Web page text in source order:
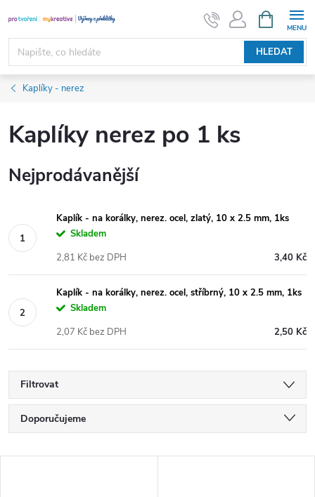
na
obsah
HLEDAT
NÁKUPNÍ
KOŠÍK
Kaplíky - nerez
Kaplíky nerez po 1 ks
Nejprodávanější
Kaplík - na korálky, nerez. ocel, zlatý, 10 x 2.5 mm, 1ks
Skladem
3,40 Kč
2,81 Kč bez DPH
Kaplík - na korálky, nerez. ocel, stříbrný, 10 x 2.5 mm, 1ks
Skladem
2,50 Kč
2,07 Kč bez DPH
Filtrovat
Ř
a
Doporučujeme